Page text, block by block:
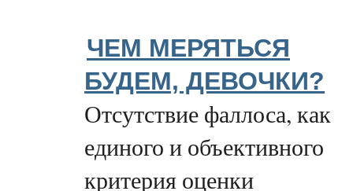
ЧЕМ МЕРЯТЬСЯ
БУДЕМ, ДЕВОЧКИ?
Отсутствие фаллоса, как
единого и объективного
критерия оценки